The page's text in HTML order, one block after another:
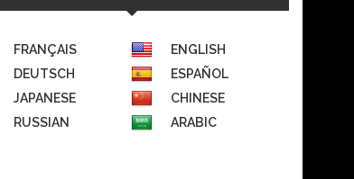
FRANÇAIS
ENGLISH
DEUTSCH
ESPAÑOL
JAPANESE
CHINESE
RUSSIAN
ARABIC